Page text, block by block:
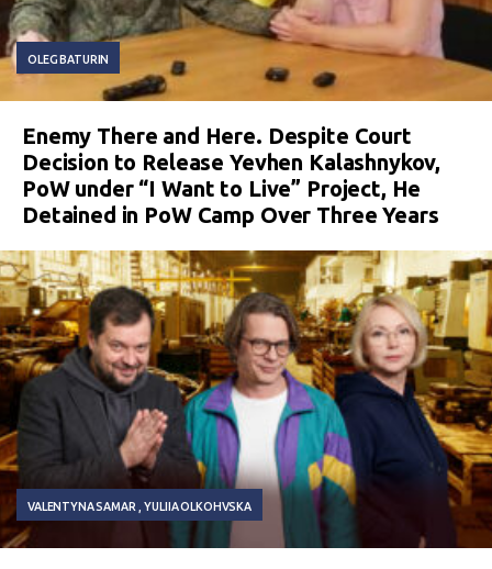
OLEG BATURIN
Enemy There and Here. Despite Court
Decision to Release Yevhen Kalashnykov,
PoW under “I Want to Live” Project, He
Detained in PoW Camp Over Three Years
VALENTYNA SAMAR YULIIA OLKOHVSKA